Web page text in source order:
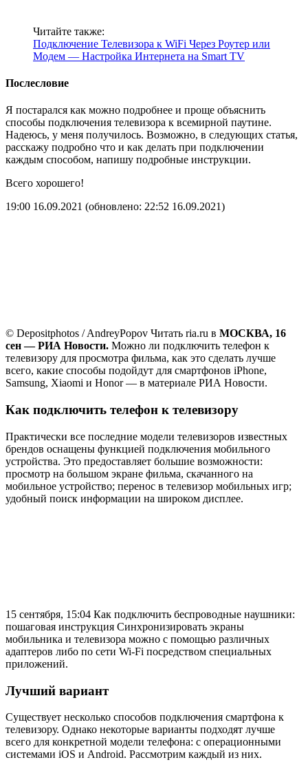
Читайте также:
Подключение Телевизора к WiFi Через Роутер или
Модем — Настройка Интернета на Smart TV
Послесловие
Я постарался как можно подробнее и проще объяснить
способы подключения телевизора к всемирной паутине.
Надеюсь, у меня получилось. Возможно, в следующих статья,
расскажу подробно что и как делать при подключении
каждым способом, напишу подробные инструкции.
Всего хорошего!
19:00 16.09.2021 (обновлено: 22:52 16.09.2021)
© Depositphotos / AndreyPopov Читать ria.ru в МОСКВА, 16
сен — РИА Новости. Можно ли подключить телефон к
телевизору для просмотра фильма, как это сделать лучше
всего, какие способы подойдут для смартфонов iPhone,
Samsung, Xiaomi и Honor — в материале РИА Новости.
Как подключить телефон к телевизору
Практически все последние модели телевизоров известных
брендов оснащены функцией подключения мобильного
устройства. Это предоставляет большие возможности:
просмотр на большом экране фильма, скачанного на
мобильное устройство; перенос в телевизор мобильных игр;
удобный поиск информации на широком дисплее.
15 сентября, 15:04 Как подключить беспроводные наушники:
пошаговая инструкция Синхронизировать экраны
мобильника и телевизора можно с помощью различных
адаптеров либо по сети Wi-Fi посредством специальных
приложений.
Лучший вариант
Существует несколько способов подключения смартфона к
телевизору. Однако некоторые варианты подходят лучше
всего для конкретной модели телефона: с операционными
системами iOS и Android. Рассмотрим каждый из них.